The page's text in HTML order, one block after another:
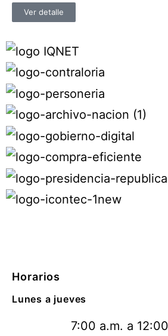
Ver detalle
Horarios
Lunes a jueves
7:00 a.m. a